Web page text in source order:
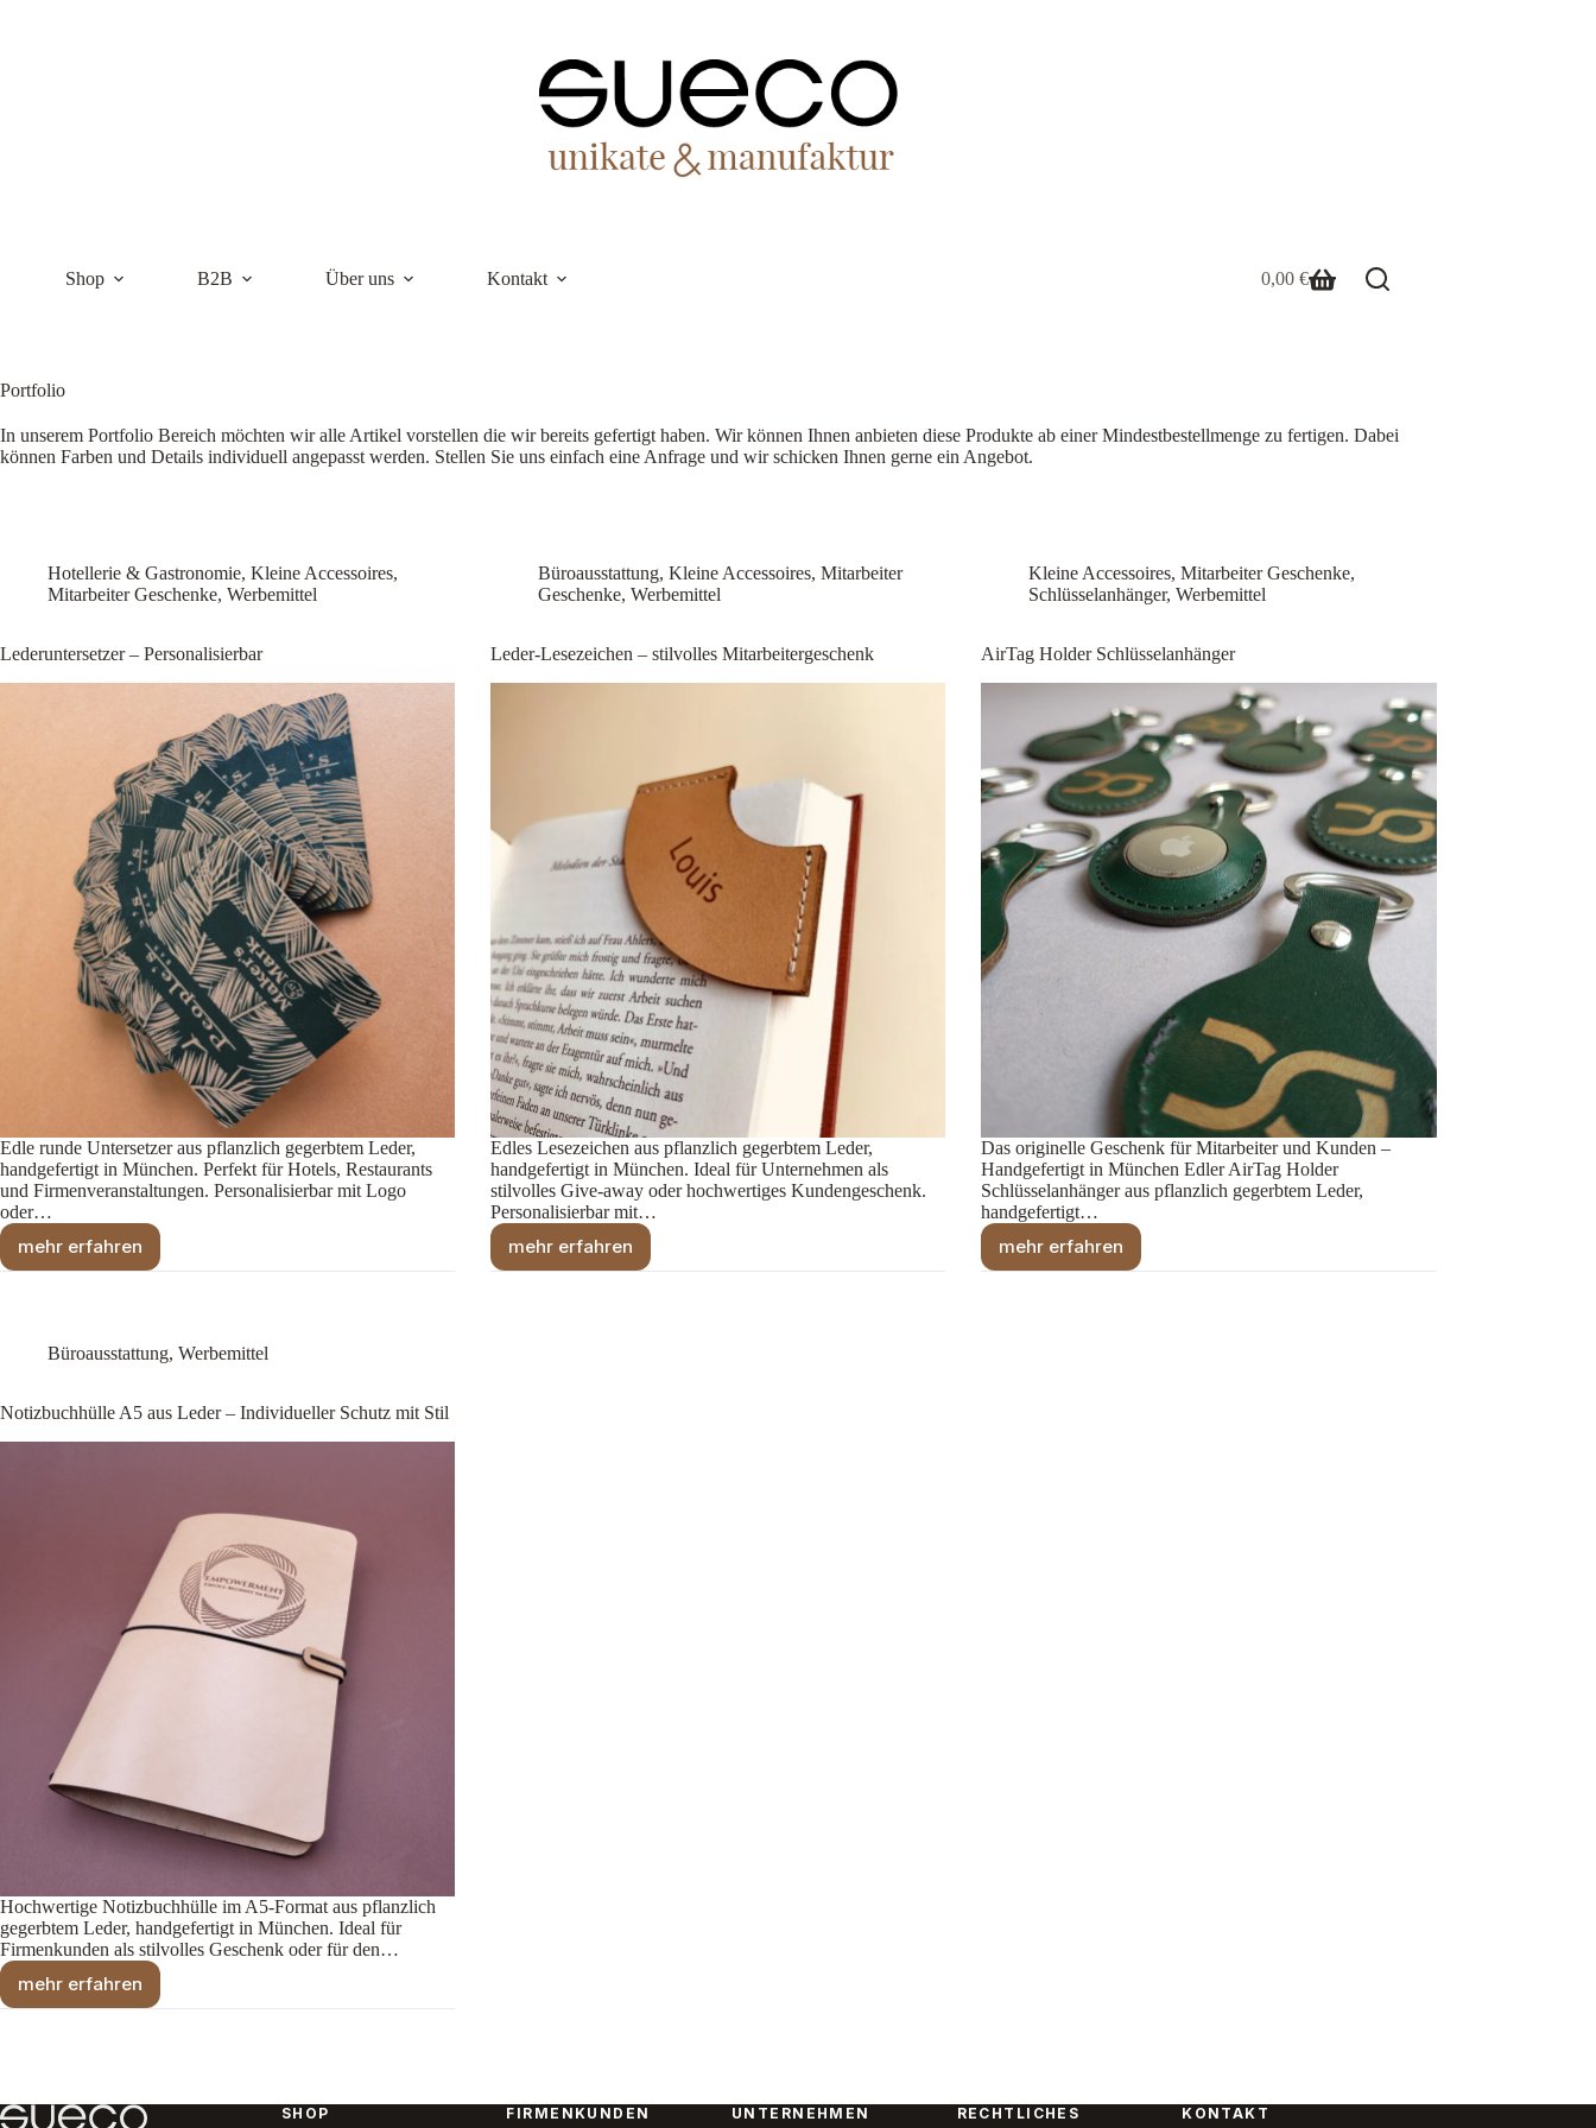
Shop B2B Über uns Kontakt Warenkorb
0,00 €
Portfolio
In unserem Portfolio Bereich möchten wir alle Artikel vorstellen die wir bereits gefertigt haben. Wir können Ihnen anbieten diese Produkte ab einer Mindestbestellmenge zu fertigen. Dabei
können Farben und Details individuell angepasst werden. Stellen Sie uns einfach eine Anfrage und wir schicken Ihnen gerne ein Angebot.
Hotellerie & Gastronomie, Kleine Accessoires,
Mitarbeiter Geschenke, Werbemittel
Lederuntersetzer – Personalisierbar
Edle runde Untersetzer aus pflanzlich gegerbtem Leder,
handgefertigt in München. Perfekt für Hotels, Restaurants
und Firmenveranstaltungen. Personalisierbar mit Logo
oder…
mehr erfahrenLederuntersetzer
–
Büroausstattung,Kleine Accessoires,Mitarbeiter
Geschenke,Werbemittel
Leder-Lesezeichen – stilvolles Mitarbeitergeschenk
Edles Lesezeichen aus pflanzlich gegerbtem Leder,
handgefertigt in München. Ideal für Unternehmen als
stilvolles Give-away oder hochwertiges Kundengeschenk.
Personalisierbar mit…
mehr erfahren
Leder-
Lesezeichen
Kleine Accessoires,Mitarbeiter Geschenke,
Schlüsselanhänger,Werbemittel
AirTag Holder Schlüsselanhänger
Das originelle Geschenk für Mitarbeiter und Kunden –
Handgefertigt in München Edler AirTag Holder
Schlüsselanhänger aus pflanzlich gegerbtem Leder,
handgefertigt…
mehr erfahren
AirTag
Holder
Büroausstattung, Werbemittel
Notizbuchhülle A5 aus Leder – Individueller Schutz mit Stil
Hochwertige Notizbuchhülle im A5-Format aus pflanzlich
gegerbtem Leder, handgefertigt in München. Ideal für
Firmenkunden als stilvolles Geschenk oder für den…
mehr erfahren
Notizbuchhülle
A5
Individueller
SHOP FIRMENKUNDEN UNTERNEHMEN RECHTLICHES KONTAKT